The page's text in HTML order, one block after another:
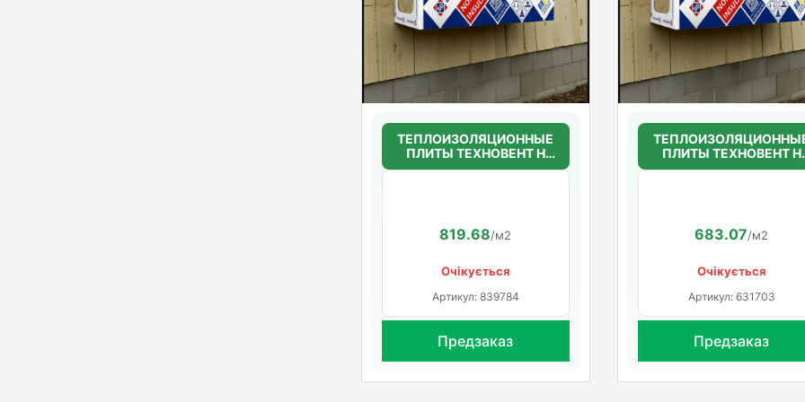
ТЕПЛОИЗОЛЯЦИОННЫЕ
ПЛИТЫ ТЕХНОВЕНТ Н
50мм.(36г/м3)
819.68/м2
Очікується
Артикул: 839784
Предзаказ
ПЛИТЫ ТЕХНОВЕНТ Н
50мм.(36г/м3)
683.07/м2
Очікується
Артикул: 631703
Предзаказ